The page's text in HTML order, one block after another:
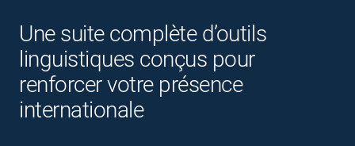
Une suite complète d’outils
linguistiques conçus pour
renforcer votre présence
internationale